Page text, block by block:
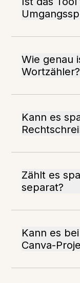
Wie genau
Wortzähler?
Kann es
Zählt es
separat?
Kann es
Canva-